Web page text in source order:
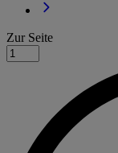
Zur Seite